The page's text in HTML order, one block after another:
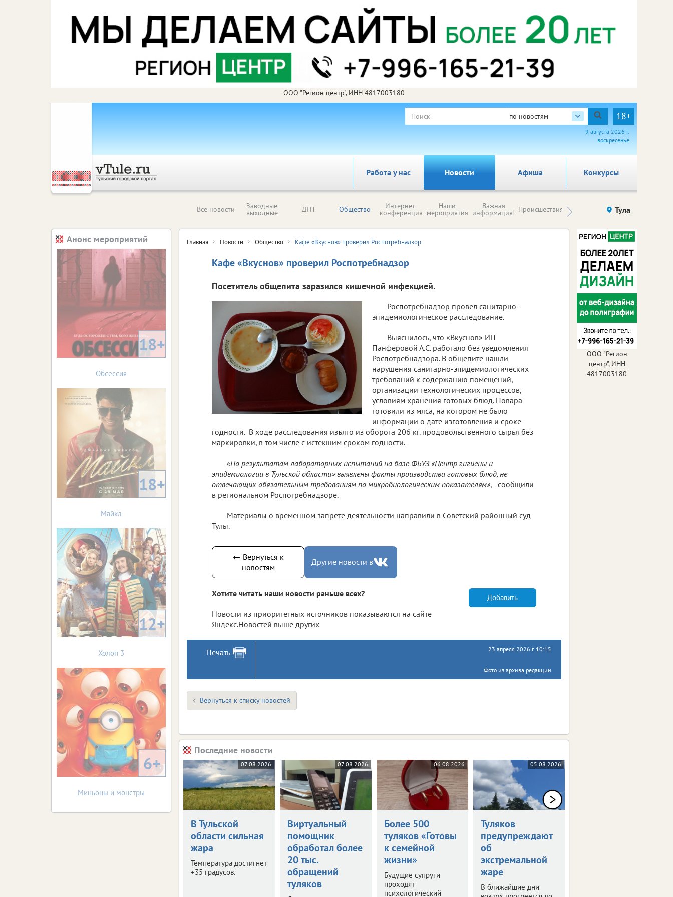
ООО "Регион центр", ИНН 4817003180
по новостям 18+
9 августа 2026 г.
воскресенье
Работа у нас Новости Афиша Конкурсы
Все новости Заводные
выходные ДТП Общество Интернет-
конференция
Наши
мероприятия
Важная
информация! Происшествия Здоровье компаний (на
Тула
Главная Новости Общество Кафе «Вкуснов» проверил Роспотребнадзор
Кафе «Вкуснов» проверил Роспотребнадзор
Посетитель общепита заразился кишечной инфекцией.
Роспотребнадзор провел санитарно-
эпидемиологическое расследование.
Выяснилось, что «Вкуснов» ИП
Панферовой А.С. работало без уведомления
Роспотребнадзора. В общепите нашли
нарушения санитарно-эпидемиологических
требований к содержанию помещений,
организации технологических процессов,
условиям хранения готовых блюд. Повара
готовили из мяса, на котором не было
информации о дате изготовления и сроке
годности. В ходе расследования изъято из оборота 206 кг. продовольственного сырья без
маркировки, в том числе с истекшим сроком годности.
«По результатам лабораторных испытаний на базе ФБУЗ «Центр гигиены и
эпидемиологии в Тульской области» выявлены факты производства готовых блюд, не
отвечающих обязательным требованиям по микробиологическим показателям», - сообщили
в региональном Роспотребнадзоре.
Материалы о временном запрете деятельности направили в Советский районный суд
Тулы.
← Вернуться к
новостям
Другие новости в
Хотите читать наши новости раньше всех?
Новости из приоритетных источников показываются на сайте
Яндекс.Новостей выше других
Добавить
Печать 23 апреля 2026 г. 10:15
Фото из архива редакции
Вернуться к списку новостей
Последние новости
07.08.2026
В Тульской
области сильная
жара
Температура достигнет
+35 градусов.
07.08.2026
Виртуальный
помощник
обработал более
20 тыс.
обращений
туляков
06.08.2026
Более 500
туляков «Готовы
к семейной
жизни»
Будущие супруги
проходят
психологический
05.08.2026
Туляков
предупреждают
об
экстремальной
жаре
В ближайшие дни
Анонс мероприятий
18+
Обсессия
18+
Майкл
12+
Холоп 3
6+
Миньоны и монстры
ООО "Регион
центр", ИНН
4817003180